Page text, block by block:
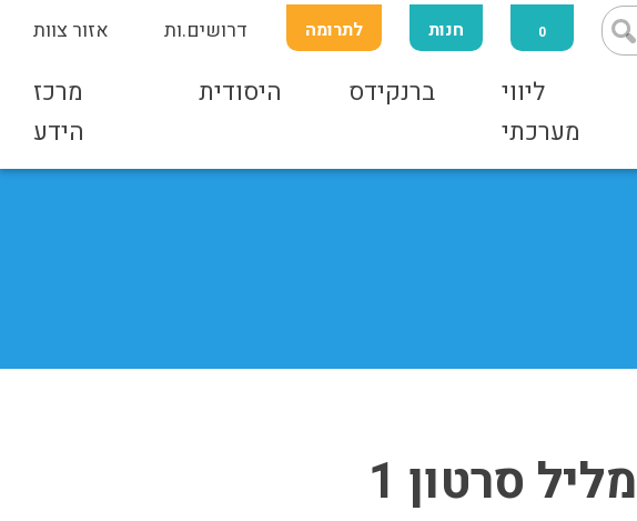
0 חנות לתרומה דרושים.ות אזור צוות
ליווי
מערכתי
ברנקידס היסודית
מרכז
הידע
סרטון 1